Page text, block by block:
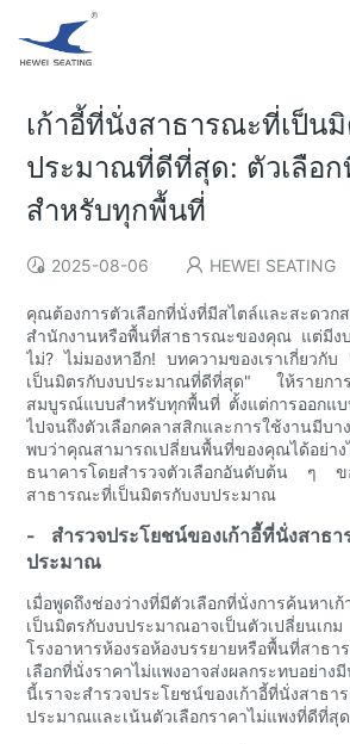
เก้าอี้ที่นั่งสาธารณะที่เป็น
ประมาณที่ดีที่สุด: ตัวเลือก
สำหรับทุกพื้นที่
2025-08-06 HEWEI SEATING
คุณต้องการตัวเลือกที่นั่งที่มีสไตล์และสะดวก
สำนักงานหรือพื้นที่สาธารณะของคุณ แต่มี
ไม่? ไม่มองหาอีก! บทความของเราเกี่ยวกั
เป็นมิตรกับงบประมาณที่ดีที่สุด" ให้รายการ
สมบูรณ์แบบสำหรับทุกพื้นที่ ตั้งแต่การออกแ
ไปจนถึงตัวเลือกคลาสสิกและการใช้งานมี
พบว่าคุณสามารถเปลี่ยนพื้นที่ของคุณได้อย่าง
ธนาคารโดยสำรวจตัวเลือกอันดับต้น ๆ ขอ
สาธารณะที่เป็นมิตรกับงบประมาณ
- สำรวจประโยชน์ของเก้าอี้ที่นั่งสาธ
ประมาณ
เมื่อพูดถึงช่องว่างที่มีตัวเลือกที่นั่งการค้นหาเ
เป็นมิตรกับงบประมาณอาจเป็นตัวเปลี่ยนเ
โรงอาหารห้องรอห้องบรรยายหรือพื้นที่ส
เลือกที่นั่งราคาไม่แพงอาจส่งผลกระทบอย่า
นี้เราจะสำรวจประโยชน์ของเก้าอี้ที่นั่งสาธา
ประมาณและเน้นตัวเลือกราคาไม่แพงที่ดีที่สุ